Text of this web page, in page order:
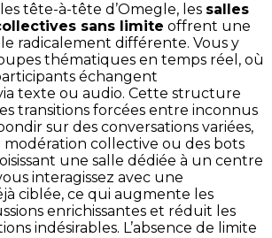
tête-à-tête d’Omegle, les salles
sans limite offrent une
radicalement différente. Vous y
thématiques en temps réel, où
échangent
texte ou audio. Cette structure
transitions forcées entre inconnus
sur des conversations variées,
modération collective ou des bots
une salle dédiée à un centre
interagissez avec une
ciblée, ce qui augmente les
enrichissantes et réduit les
indésirables. L’absence de limite